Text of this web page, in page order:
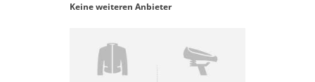
Keine weiteren Anbieter